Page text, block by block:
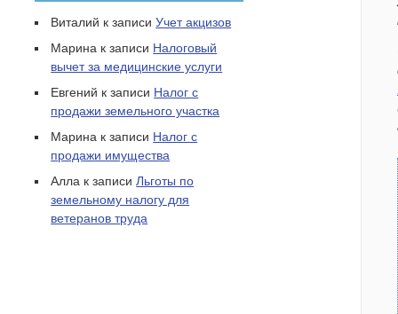
Виталий к записиУчет акцизов
Марина к записи Налоговый
вычет за медицинские услуги
Евгений к записи Налог с
продажи земельного участка
Марина к записи Налог с
продажи имущества
Алла к записиЛьготы по
земельному налогу для
ветеранов труда